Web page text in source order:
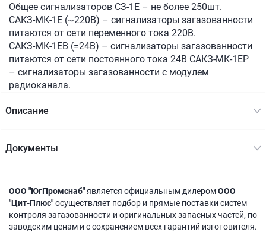
Общее сигнализаторов СЗ-1Е – не более 250шт.
САКЗ-МК-1Е (~220В) – сигнализаторы загазованности
питаются от сети переменного тока 220В.
САКЗ-МК-1ЕВ (=24В) – сигнализаторы загазованности
питаются от сети постоянного тока 24В САКЗ-МК-1ЕР
– сигнализаторы загазованности с модулем
радиоканала.
Описание
Документы
ООО "ЮгПромснаб"является официальным дилеромООО
"Цит-Плюс"осуществляет подбор и прямые поставки систем
контроля загазованности и оригинальных запасных частей, по
заводским ценам и с сохранением всех гарантий изготовителя.